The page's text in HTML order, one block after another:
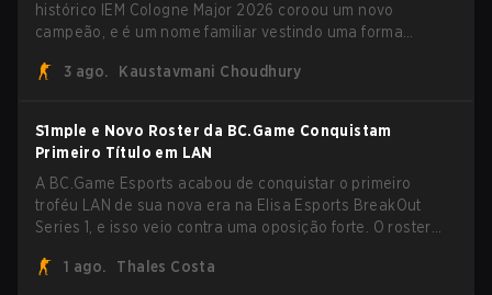
histórico IEM Cologne Major 2026 coroou um novo
campeão, e é um nome familiar vestindo uma forma
shuffles, avançou pela Team Spirit em uma série
3 ago. Kaustavmani Choudhury
S1mple e Novo Roster da BC.Game Conquistam
Primeiro Título em LAN
A BC.Game Esports acabou de conquistar o primeiro
troféu LAN de sua nova era na Elisa Esports BreakOut
Series 1, e isso veio contra uma oposição forte. O roster
campanha com cinco vitórias seguidas e uma varrida
1 ago. Thales Costa